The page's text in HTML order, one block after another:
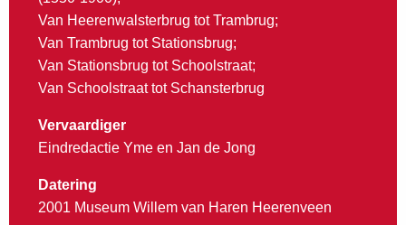
Van Heerenwalsterbrug tot Trambrug;
Van Trambrug tot Stationsbrug;
Van Stationsbrug tot Schoolstraat;
Van Schoolstraat tot Schansterbrug
Vervaardiger
Eindredactie Yme en Jan de Jong
Datering
2001 Museum Willem van Haren Heerenveen